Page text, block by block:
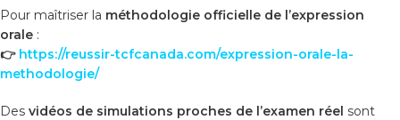
Pour maîtriser la méthodologie officielle de l’expression
orale :
👉 https://reussir-tcfcanada.com/expression-orale-la-
methodologie/
Des vidéos de simulations proches de l’examen réel sont